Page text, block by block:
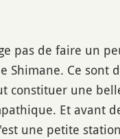
pas de faire un
Shimane. Ce sont
constituer une
Et avant
une petite